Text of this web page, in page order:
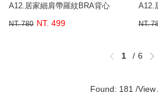
A12.居家細肩帶羅紋BRA背心
NT. 780 NT. 499
A12.
NT.
1 6
Found: 181 /View